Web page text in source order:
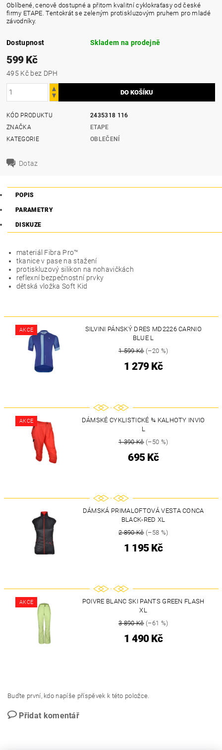
Oblíbené, cenově dostupné a přitom kvalitní cyklokraťasy od české
firmy ETAPE. Tentokrát se zeleným protiskluzovým pruhem pro mladé
závodníky.
Dostupnost Skladem na prodejně
599 Kč
495 Kč bez DPH
KÓD PRODUKTU
2435318 116
ZNAČKA
ETAPE
KATEGORIE
OBLEČENÍ
Dotaz
POPIS
PARAMETRY
DISKUZE
materiál Fibra Pro™
tkanice v pase na stažení
protiskluzový silikon na nohavičkách
reflexní bezpečnostní prvky
dětská vložka Soft Kid
AKCE
SILVINI PÁNSKÝ DRES MD2226 CARNIO
BLUE L
1 599 Kč(–20 %)
1 279 Kč
AKCE
DÁMSKÉ CYKLISTICKÉ ¾ KALHOTY INVIO
L
1 390 Kč(–50 %)
695 Kč
DÁMSKÁ PRIMALOFTOVÁ VESTA CONCA
BLACK-RED XL
2 890 Kč(–58 %)
1 195 Kč
AKCE
POIVRE BLANC SKI PANTS GREEN FLASH
XL
3 890 Kč(–61 %)
1 490 Kč
Buďte první, kdo napíše příspěvek k této položce.
Přidat komentář